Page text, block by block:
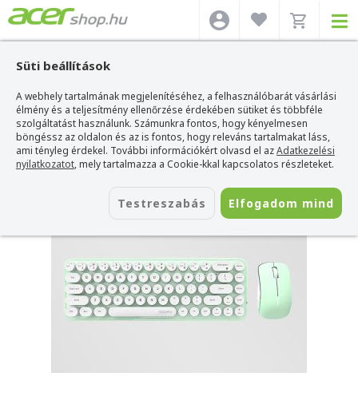
Süti beállítások
A webhely tartalmának megjelenítéséhez, a felhasználóbarát vásárlási
élmény és a teljesítmény ellenőrzése érdekében sütiket és többféle
szolgáltatást használunk. Számunkra fontos, hogy kényelmesen
böngéssz az oldalon és az is fontos, hogy releváns tartalmakat láss,
ami tényleg érdekel. További információkért olvasd el azAdatkezelési
nyilatkozatot, mely tartalmazza a Cookie-kkal kapcsolatos részleteket.
Testreszabás Elfogadom mind
Acer webshop>Kiegészítők>Billentyűzetek > MOFII Billentyűzetek >MOFII
Bean - Fehér/Zöld - Vezeték Nélküli Billentyűzet (Angol Kiosztás!) + Egér Készlet
MOFII Bean - Fehér/Zöld - Vezeték
Nélküli Billentyűzet (Angol Kiosztás!) +
Egér Készlet